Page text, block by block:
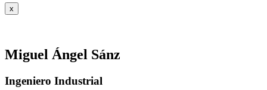
x
Miguel Ángel Sánz
Ingeniero Industrial